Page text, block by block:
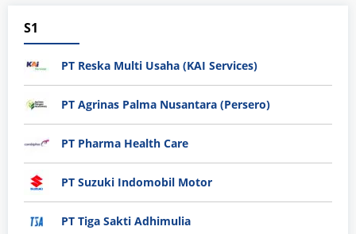
S1
PT Reska Multi Usaha (KAI Services)
PT Agrinas Palma Nusantara (Persero)
PT Pharma Health Care
PT Suzuki Indomobil Motor
PT Tiga Sakti Adhimulia